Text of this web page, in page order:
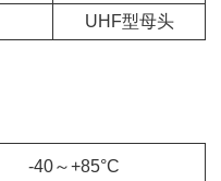
UHF型母头
-40～+85°C